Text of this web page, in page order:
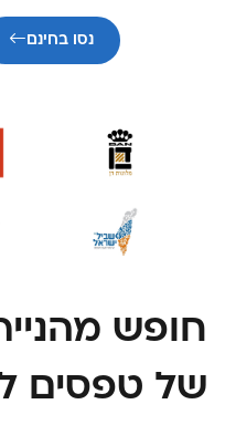
נסו בחינם
חופש
של טפסים